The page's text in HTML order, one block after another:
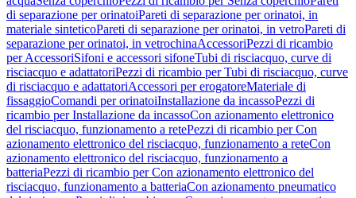
di separazione per orinatoiPareti di separazione per orinatoi, in
materiale sinteticoPareti di separazione per orinatoi, in vetroPareti di
separazione per orinatoi, in vetrochinaAccessoriPezzi di ricambio
per AccessoriSifoni e accessori sifoneTubi di risciacquo, curve di
risciacquo e adattatoriPezzi di ricambio per Tubi di risciacquo, curve
di risciacquo e adattatoriAccessori per erogatoreMateriale di
fissaggioComandi per orinatoiInstallazione da incassoPezzi di
ricambio per Installazione da incassoCon azionamento elettronico
del risciacquo, funzionamento a retePezzi di ricambio per Con
azionamento elettronico del risciacquo, funzionamento a reteCon
azionamento elettronico del risciacquo, funzionamento a
batteriaPezzi di ricambio per Con azionamento elettronico del
risciacquo, funzionamento a batteriaCon azionamento pneumatico